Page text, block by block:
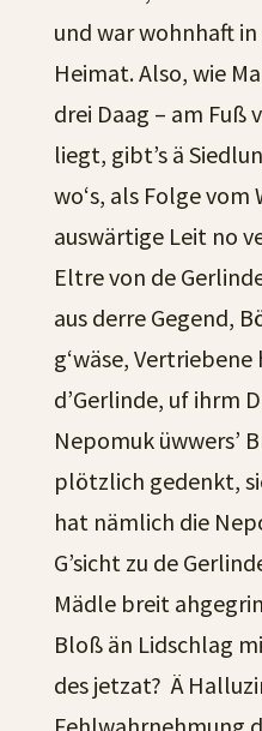
und war wohnhaft
Heimat. Also, wie
drei Daag – am Fuß
liegt, gibt’s ä
wo‘s, als Folge
auswärtige Leit no
Eltre von de
aus derre Gegend,
g‘wäse,
d’Gerlinde, uf ihrm
Nepomuk üwwers’
plötzlich gedenkt,
hat nämlich die
G’sicht zu de
Mädle breit
Bloß än Lidschlag
des jetzat? Ä